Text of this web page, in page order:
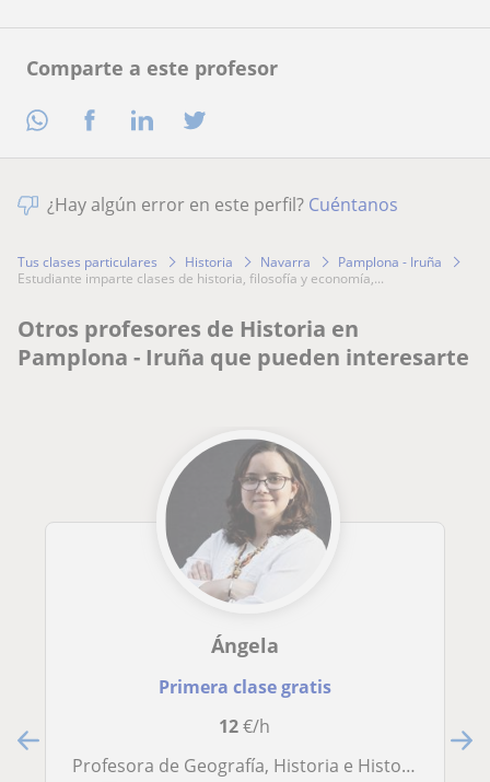
Comparte a este profesor
¿Hay algún error en este perfil? Cuéntanos
Tus clases particulares Historia Navarra
Pamplona - Iruña
estudiante imparte clases de historia, filosofía y economía,...
Otros profesores de Historia en
Pamplona - Iruña que pueden interesarte
Ángela
Primera clase gratis
12€/h
Profesora de Geografía, Historia e Historia del Arte